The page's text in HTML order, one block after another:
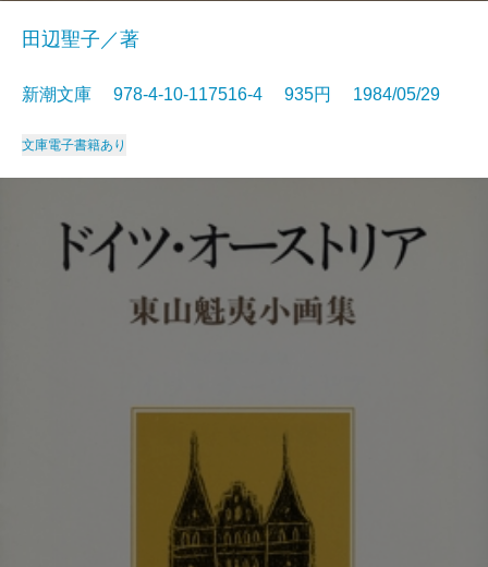
田辺聖子／著
新潮文庫 978-4-10-117516-4 935円 1984/05/29
文庫電子書籍あり